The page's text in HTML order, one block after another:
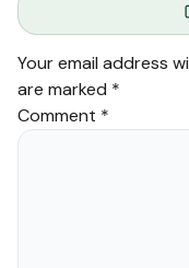
Your email address
are marked *
Comment *